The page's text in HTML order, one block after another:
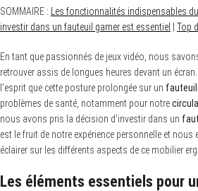
SOMMAIRE : Les fonctionnalités indispensables
investir dans un fauteuil gamer est essentiel
Top
En tant que passionnés de jeux vidéo, nous
retrouver assis de longues heures devant un
l’esprit que cette posture prolongée sur un fauteuil
problèmes de santé, notamment pour notre
nous avons pris la décision d’investir dans un
est le fruit de notre expérience personnelle et nous
éclairer sur les différents aspects de ce mobilier
Les éléments essentiels pour